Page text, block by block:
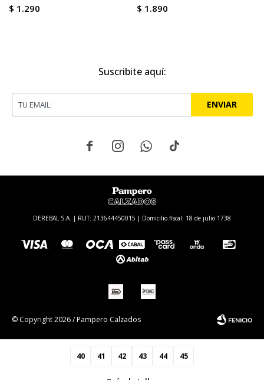
40 41 42 43 44 45
$ 1.290 $ 1.890
Suscribite aquí:
ENVIAR
   
DEREBAL S.A. | RUT: 213644450015 | Domicilio fiscal: 18 de julio 1738
© Copyright 2026 / Pampero Calzados